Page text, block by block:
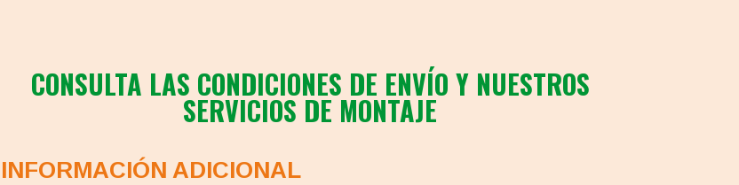
CONSULTA LAS CONDICIONES DE ENVÍO Y NUESTROS
SERVICIOS DE MONTAJE
INFORMACIÓN ADICIONAL